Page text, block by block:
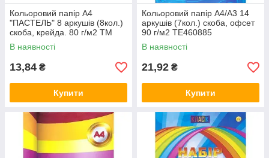
Кольоровий папір А4
"ПАСТЕЛЬ" 8 аркушів (8кол.)
скоба, крейда. 80 г/м2 ТМ
Тетрада ТЕ11948
В наявності
13,84 ₴
Купити
Кольоровий папір А4/А3 14
аркушів (7кол.) скоба, офсет
90 г/м2 ТЕ460885
В наявності
21,92 ₴
Купити